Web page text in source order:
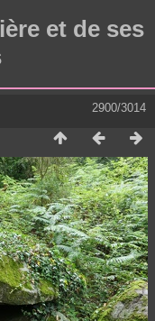
et de ses
2900/3014